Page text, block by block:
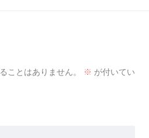
ことはありません。 ※ が付いてい